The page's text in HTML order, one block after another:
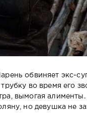
обвиняет экс-
во время его
вымогая
но девушка не